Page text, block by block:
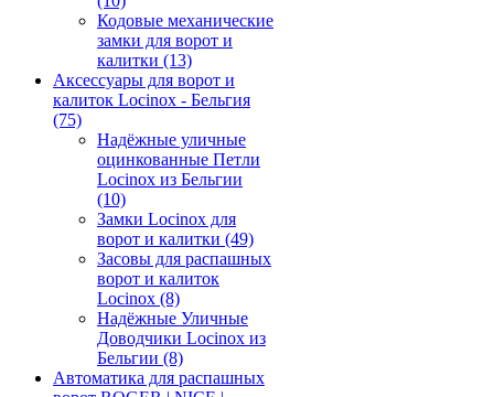
Кодовые механические
замки для ворот и
калитки (13)
Аксессуары для ворот и
калиток Locinox - Бельгия
(75)
Надёжные уличные
оцинкованные Петли
Locinox из Бельгии
(10)
Замки Locinox для
ворот и калитки (49)
Засовы для распашных
ворот и калиток
Locinox (8)
Надёжные Уличные
Доводчики Locinox из
Бельгии (8)
Автоматика для распашных